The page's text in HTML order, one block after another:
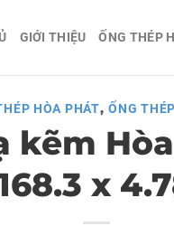
GIỚI THIỆU ỐNG THÉP
HÒA PHÁT,ỐNG
kẽm
x